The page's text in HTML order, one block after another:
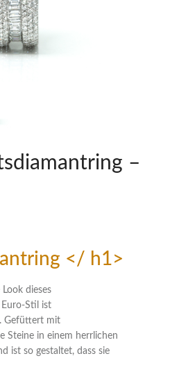
–
</ h1>
dieses
Stil ist
Gefüttert mit
Steine in einem herrlichen
ist so gestaltet, dass sie